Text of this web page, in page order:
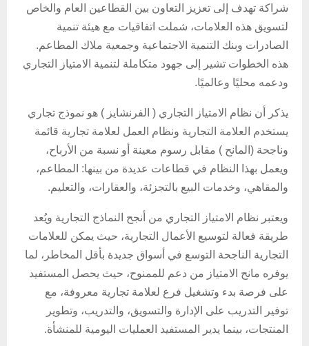
شراكة تهدف إلى تعزيز التعاون بين القطاعين العام والخاص
لتسويق هذه العلامات، شملت اتفاقيات مع هيئة تنمية
الصادرات وبنك التنمية الاجتماعية وجمعية ملاك المطاعم.
هذه الخطوات تشير إلى جهود متكاملة لتنمية الامتياز التجاري
ودعمه محليًا وعالميًا.
يذكر أن نظام الامتياز التجاري ( الفرنشايز ) هو نموذج تجاري
يستخدم العلامة التجارية ونظام العمل لعلامة تجارية قائمة
وناجحة (المانح ) مقابل رسوم معينة أو نسبة من الأرباح،
ويعمل بهذا النظام في قطاعات عديدة من بينها: المطاعم،
والمقاهي، وخدمات البيع بالتجزئة، والعقارات، والتعليم.
ويعتبر نظام الامتياز التجاري من أنجح النماذج التجارية ويُعد
طريقة فعالة لتوسيع الأعمال التجارية، حيث يمكن للعلامات
التجارية الناجحة التوسع في أسواق جديدة بأقل المخاطر، لما
يوفره مانح الامتياز من دعم للممنوح، حيث يحصل المستفيد
على فرصة بدء وتشغيل فرع لعلامة تجارية معروفة، مع
توفير التدريب على الإدارة والتسويق، والتدريب، وتطوير
المنتجات، بينما يدير المستفيد العمليات اليومية للمنشأة.